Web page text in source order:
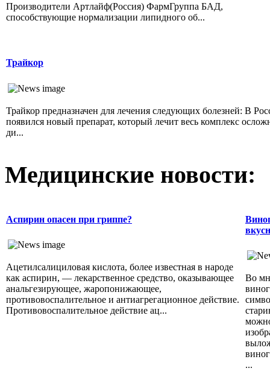
Производители Артлайф(Россия) ФармГруппа БАД,
способствующие нормализации липидного об...
Трайкор
Трайкор предназначен для лечения следующих болезней: В
появился новый препарат, который лечит весь комплекс
ди...
Медицинские новости:
Аспирин опасен при гриппе?
Ацетилсалициловая кислота, более известная в народе
как аспирин, — лекарственное средство, оказывающее
анальгезирующее, жаропонижающее,
противовоспалительное и антиагрегационное действие.
Противовоспалительное действие ац...
Во
...